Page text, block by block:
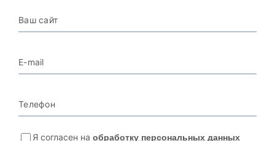
Ваш сайт
E-mail
Телефон
Я согласен на обработку персональных данных